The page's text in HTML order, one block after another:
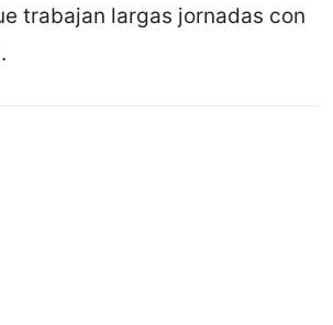
trabajan largas jornadas con